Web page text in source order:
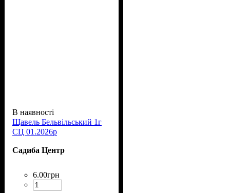
В наявності
Щавель Бельвільський 1г
СЦ 01.2026р
Садиба Центр
6.00грн